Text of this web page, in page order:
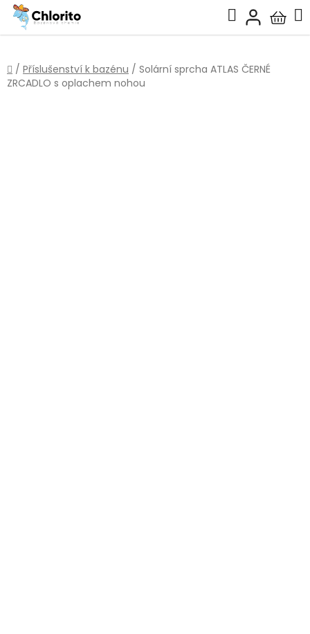
Přejít
obsah
Hledat
košík
Domů
/ Příslušenství k bazénu / Solární sprcha ATLAS ČERNÉ
ZRCADLO s oplachem nohou